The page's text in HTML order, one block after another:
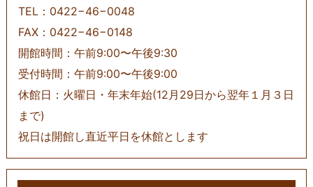
TEL：0422−46−0048
FAX：0422−46−0148
開館時間：午前9:00〜午後9:30
受付時間：午前9:00〜午後9:00
休館日：火曜日・年末年始(12月29日から翌年１月３日
まで)
祝日は開館し直近平日を休館とします